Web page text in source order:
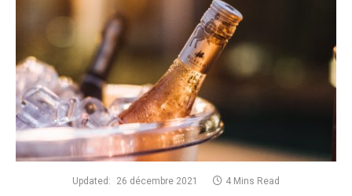
Updated: 26 décembre 2021 4 Mins Read